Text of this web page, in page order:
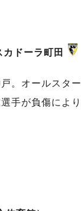
ドーラ町田
。オールスタ
手が負傷によ